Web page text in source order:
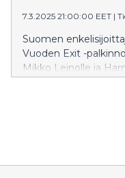
yritystä.
7.3.2025 21:00:00 EET |
Suomen
Vuoden Exit -
Mikko Leinolle ja